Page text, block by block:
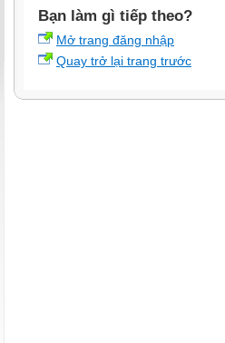
Bạn làm gì tiếp theo?
Mở trang đăng nhập
Quay trở lại trang trước